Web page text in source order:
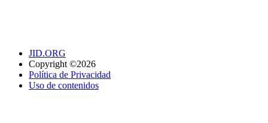
JID.ORG
Copyright ©2026
Política de Privacidad
Uso de contenidos